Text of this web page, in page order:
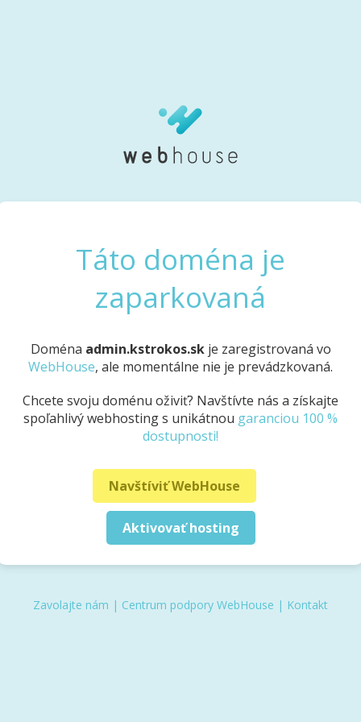
Táto doména je
zaparkovaná
Doména admin.kstrokos.skje zaregistrovaná vo
WebHouse, ale momentálne nie je prevádzkovaná.
Chcete svoju doménu oživiť? Navštívte nás a získajte
spoľahlivý webhosting s unikátnou garanciou 100 %
dostupnosti!
Navštíviť WebHouse
Aktivovať hosting
Zavolajte nám | Centrum podpory WebHouse | Kontakt